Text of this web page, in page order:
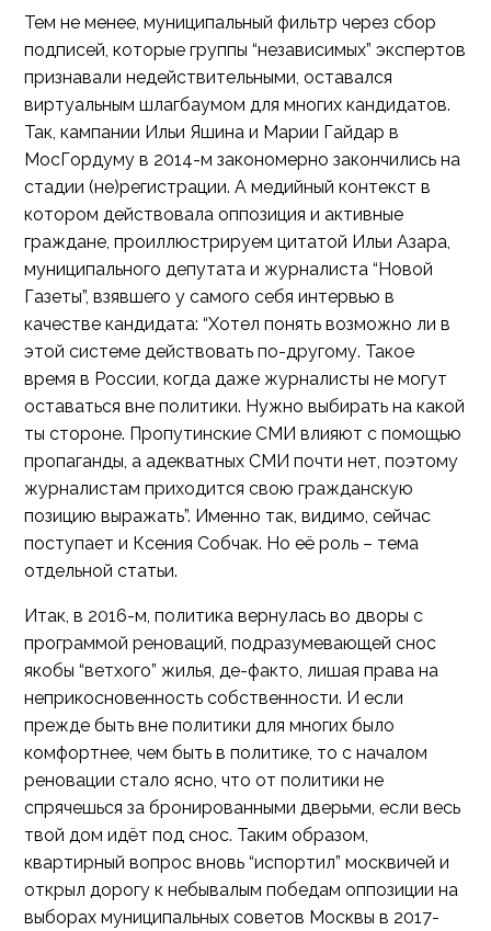
Тем не менее, муниципальный фильтр через сбор
подписей, которые группы “независимых” экспертов
признавали недействительными, оставался
виртуальным шлагбаумом для многих кандидатов.
Так, кампании Ильи Яшина и Марии Гайдар в
МосГордуму в 2014-м закономерно закончились на
стадии (не)регистрации. А медийный контекст в
котором действовала оппозиция и активные
граждане, проиллюстрируем цитатой Ильи Азара,
муниципального депутата и журналиста “Новой
Газеты”, взявшего у самого себя интервью в
качестве кандидата: “Хотел понять возможно ли в
этой системе действовать по-другому. Такое
время в России, когда даже журналисты не могут
оставаться вне политики. Нужно выбирать на какой
ты стороне. Пропутинские СМИ влияют с помощью
пропаганды, а адекватных СМИ почти нет, поэтому
журналистам приходится свою гражданскую
позицию выражать”. Именно так, видимо, сейчас
поступает и Ксения Собчак. Но её роль – тема
отдельной статьи.
Итак, в 2016-м, политика вернулась во дворы с
программой реноваций, подразумевающей снос
якобы “ветхого” жилья, де-факто, лишая права на
неприкосновенность собственности. И если
прежде быть вне политики для многих было
комфортнее, чем быть в политике, то с началом
реновации стало ясно, что от политики не
спрячешься за бронированными дверьми, если весь
твой дом идёт под снос. Таким образом,
квартирный вопрос вновь “испортил” москвичей и
открыл дорогу к небывалым победам оппозиции на
выборах муниципальных советов Москвы в 2017-